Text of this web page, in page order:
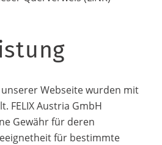
Webseite wurden mit
FELIX Austria GmbH
Gewähr für deren
für bestimmte